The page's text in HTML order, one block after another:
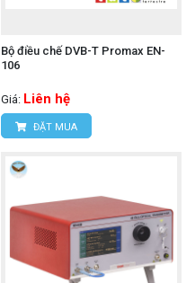
Bộ điều chế DVB-T Promax EN-
106
Giá: Liên hệ
ĐẶT MUA